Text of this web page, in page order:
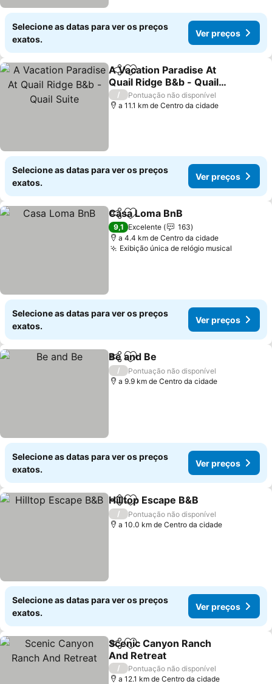
Selecione as datas para ver os preços
exatos.
Ver preços
PartilharAdicionar aos favoritos
A Vacation Paradise At
Quail Ridge B&b - Quail
Suite
Ver preços
/
Pontuação não disponível
a 11.1 km de Centro da cidade
Selecione as datas para ver os preços
exatos.
Ver preços
PartilharAdicionar aos favoritos
Casa Loma BnB
9,1 Excelente
163
a 4.4 km de Centro da cidade
Exibição única de relógio musical
Selecione as datas para ver os preços
exatos.
Ver preços
PartilharAdicionar aos favoritos
Be and Be
/
Pontuação não disponível
a 9.9 km de Centro da cidade
Selecione as datas para ver os preços
exatos.
Ver preços
PartilharAdicionar aos favoritos
Hilltop Escape B&B
/
Pontuação não disponível
a 10.0 km de Centro da cidade
Selecione as datas para ver os preços
exatos.
Ver preços
PartilharAdicionar aos favoritos
Scenic Canyon Ranch
And Retreat
Ver preços
/
Pontuação não disponível
a 12.1 km de Centro da cidade